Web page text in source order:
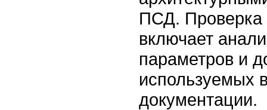
ПСД. Проверка
включает
параметров и
используемых
документации.